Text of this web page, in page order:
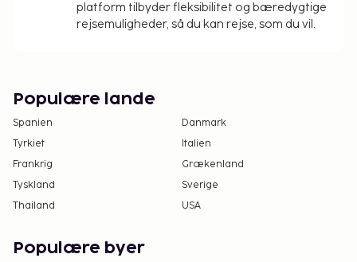
platform tilbyder fleksibilitet og bæredygtige
rejsemuligheder, så du kan rejse, som du vil.
Populære lande
Spanien
Danmark
Tyrkiet
Italien
Frankrig
Grækenland
Tyskland
Sverige
Thailand
USA
Populære byer